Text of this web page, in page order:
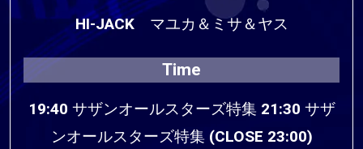
HI-JACK マユカ＆ミサ＆ヤス
Time
19:40 サザンオールスターズ特集 21:30 サザ
ンオールスターズ特集 (CLOSE 23:00)